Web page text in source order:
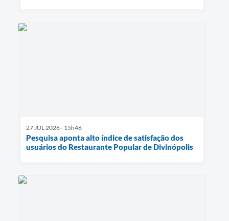
27 JUL 2026 - 15h46
Pesquisa aponta alto índice de satisfação dos
usuários do Restaurante Popular de Divinópolis